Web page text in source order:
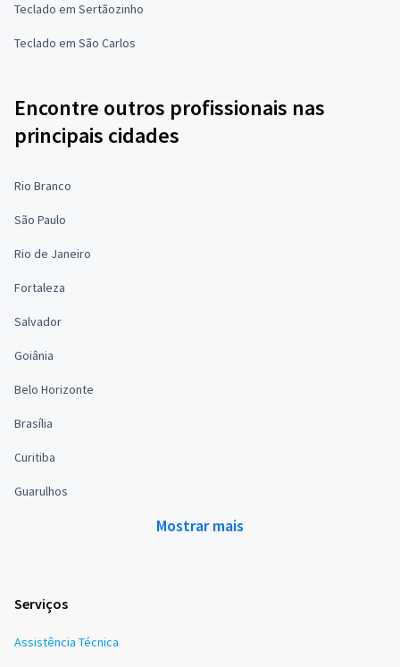
Teclado em Sertãozinho
Teclado em São Carlos
Encontre outros profissionais nas
principais cidades
Rio Branco
São Paulo
Rio de Janeiro
Fortaleza
Salvador
Goiânia
Belo Horizonte
Brasília
Curitiba
Guarulhos
Mostrar mais
Serviços
Assistência Técnica